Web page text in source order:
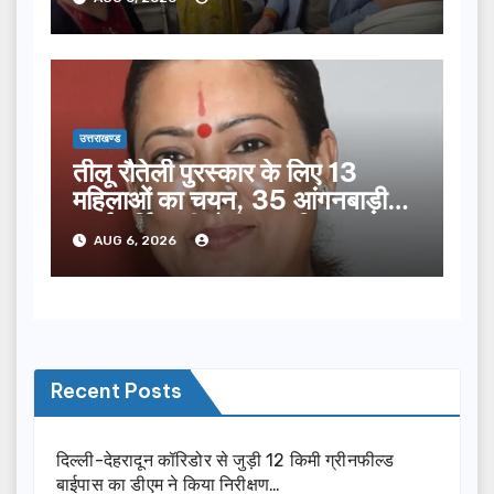
उत्तराखण्ड
तीलू रौतेली पुरस्कार के लिए 13
महिलाओं का चयन, 35 आंगनबाड़ी
कार्यकर्तियां भी होंगी सम्मानित…
AUG 6, 2026
Recent Posts
दिल्ली-देहरादून कॉरिडोर से जुड़ी 12 किमी ग्रीनफील्ड
बाईपास का डीएम ने किया निरीक्षण…